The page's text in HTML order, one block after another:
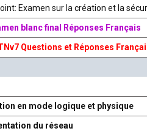
Examen sur la création et la
blanc final Réponses Français
Questions et Réponses
en mode logique et physique
du réseau